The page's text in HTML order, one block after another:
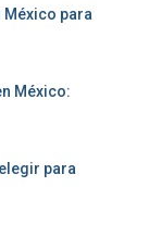
para
México:
para